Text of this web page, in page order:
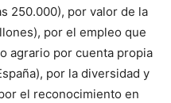
250.000), por valor de la
por el empleo que
agrario por cuenta propia
por la diversidad y
el reconocimiento en